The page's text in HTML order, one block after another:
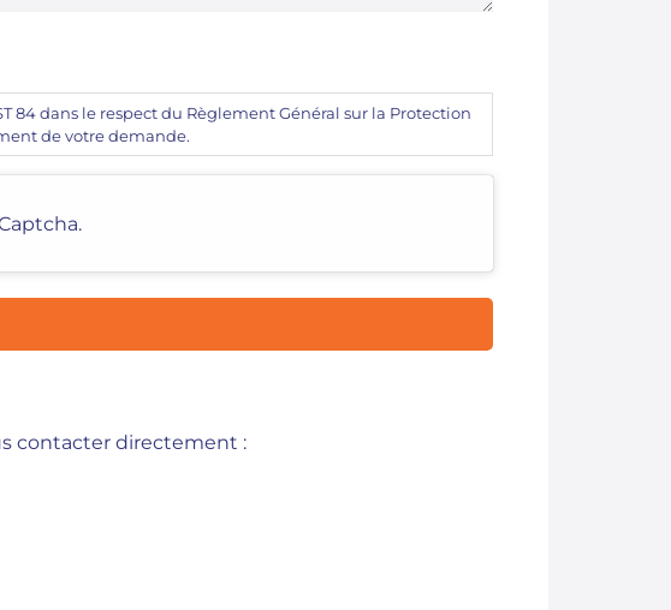
84 dans le respect du Règlement Général sur la Protection
de votre demande.
contacter directement :